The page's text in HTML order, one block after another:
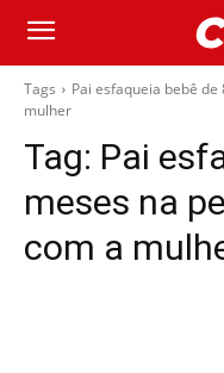
Tags
Pai esfaqueia bebê
mulher
Tag: Pai
meses na
com a